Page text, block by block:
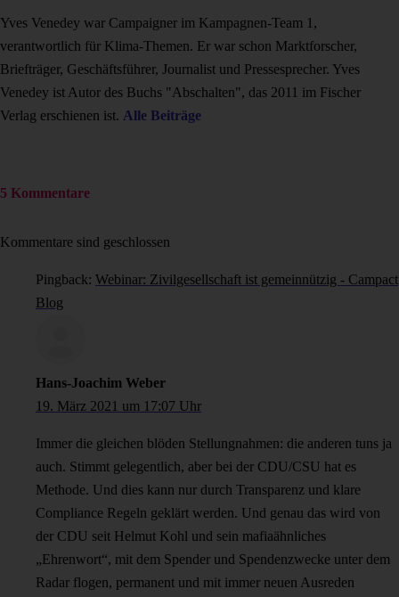
Yves Venedey war Campaigner im Kampagnen-Team 1,
verantwortlich für Klima-Themen. Er war schon Marktforscher,
Briefträger, Geschäftsführer, Journalist und Pressesprecher. Yves
Venedey ist Autor des Buchs "Abschalten", das 2011 im Fischer
Verlag erschienen ist. Alle Beiträge
5 Kommentare
Kommentare sind geschlossen
Pingback: Webinar: Zivilgesellschaft ist gemeinnützig - Campact
Blog
Hans-Joachim Weber
19. März 2021 um 17:07 Uhr
Immer die gleichen blöden Stellungnahmen: die anderen tuns ja
auch. Stimmt gelegentlich, aber bei der CDU/CSU hat es
Methode. Und dies kann nur durch Transparenz und klare
Compliance Regeln geklärt werden. Und genau das wird von
der CDU seit Helmut Kohl und sein mafiaähnliches
„Ehrenwort“, mit dem Spender und Spendenzwecke unter dem
Radar flogen, permanent und mit immer neuen Ausreden